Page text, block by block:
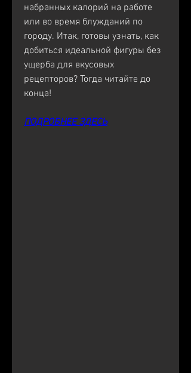
набранных калорий на работе
или во время блужданий по
городу. Итак, готовы узнать, как
добиться идеальной фигуры без
ущерба для вкусовых
рецепторов? Тогда читайте до
конца!
ПОДРОБНЕЕ ЗДЕСЬ